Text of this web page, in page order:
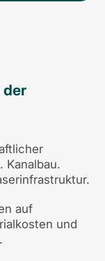
Kanalbau.
auf
und